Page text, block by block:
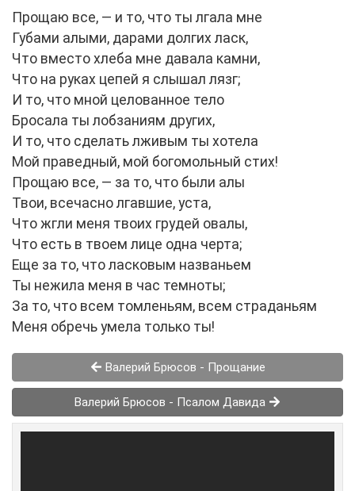
Прощаю все, — и то, что ты лгала мне
Губами алыми, дарами долгих ласк,
Что вместо хлеба мне давала камни,
Что на руках цепей я слышал лязг;
И то, что мной целованное тело
Бросала ты лобзаниям других,
И то, что сделать лживым ты хотела
Мой праведный, мой богомольный стих!
Прощаю все, — за то, что были алы
Твои, всечасно лгавшие, уста,
Что жгли меня твоих грудей овалы,
Что есть в твоем лице одна черта;
Еще за то, что ласковым названьем
Ты нежила меня в час темноты;
За то, что всем томленьям, всем страданьям
Меня обречь умела только ты!
Валерий Брюсов - Прощание
Валерий Брюсов - Псалом Давида